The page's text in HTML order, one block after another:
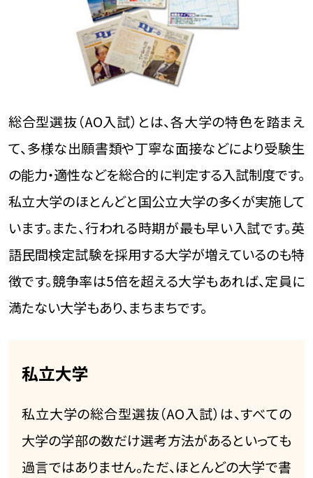
総合型選抜（AO入試）とは、各大学の特色を踏まえ
て、多様な出願書類や丁寧な面接などにより受験生
の能力・適性などを総合的に判定する入試制度です。
私立大学のほとんどと国公立大学の多くが実施して
います。また、行われる時期が最も早い入試です。英
語民間検定試験を採用する大学が増えているのも特
徴です。競争率は5倍を超える大学もあれば、定員に
満たない大学もあり、まちまちです。
私立大学
私立大学の総合型選抜（AO入試）は、すべての
大学の学部の数だけ選考方法があるといっても
過言ではありません。ただ、ほとんどの大学で書